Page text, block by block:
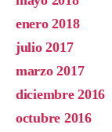
enero 2018
julio 2017
marzo 2017
diciembre 2016
octubre 2016